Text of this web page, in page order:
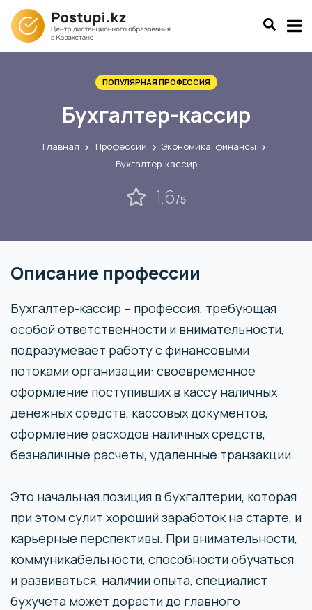
ПОПУЛЯРНАЯ ПРОФЕССИЯ
Бухгалтер-кассир
Главная Профессии
Экономика, финансы
Бухгалтер-кассир
1.6/5
Описание профессии
Бухгалтер-кассир – профессия, требующая
особой ответственности и внимательности,
подразумевает работу с финансовыми
потоками организации: своевременное
оформление поступивших в кассу наличных
денежных средств, кассовых документов,
оформление расходов наличных средств,
безналичные расчеты, удаленные транзакции.
Это начальная позиция в бухгалтерии, которая
при этом сулит хороший заработок на старте, и
карьерные перспективы. При внимательности,
коммуникабельности, способности обучаться
и развиваться, наличии опыта, специалист
бухучета может дорасти до главного